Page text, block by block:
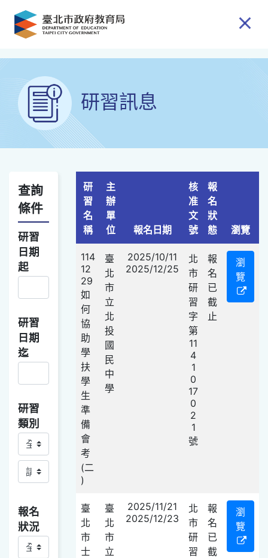
跳到主要內容
研習訊息
查詢
條件
查詢選項
研習
日期
起
研習
日期
迄
研習
類別
研習類別主
研習類別副
報名
狀況
研
習
名
稱
主
辦
單
位
報名日期
核
准
文
號
報
名
狀
態
瀏覽
114
12
29
如
何
協
助
學
扶
學
生
準
備
會
考
(二
)
臺
北
市
立
北
投
國
民
中
學
2025/10/11
2025/12/25
北
市
研
習
字
第
11
4
1
0
17
0
2
1
號
報
名
已
截
止
瀏
覽
臺
北
市
士
臺
北
市
立
2025/11/21
2025/12/23
北
市
研
習
報
名
已
截
瀏
覽